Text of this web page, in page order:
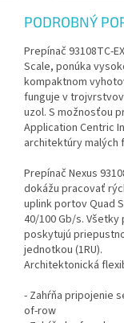
PODROBNÝ
Prepínač 93108TC-
Scale, ponúka
kompaktnom
funguje v
uzol. S možnosťou
Application Centric
architektúry
Prepínač Nexus
dokážu pracovať
uplink portov Quad
40/100 Gb/s.
poskytujú
jednotkou (1RU).
Architektonická
- Zahŕňa pripojenie
of-row